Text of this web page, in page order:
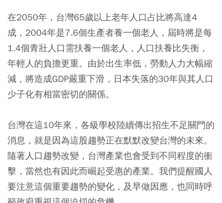
在2050年，台灣65歲以上老年人口占比將高達4
成，2004年是7.6個生產者養一個老人，屆時將是每
1.4個青壯人口需扶養一個老人，人口扶養比失衡，
年輕人的負擔更重。由於出生率低，勞動人力大幅縮
減，將造成GDP嚴重下滑，日本失落的30年與其人口
少子化有相當密切的關係。
台灣在這10年來，各級學校陸續傳出招生不足關門的
消息，就是因為這股趨勢正在默默改變台灣的未來。
隨著人口趨勢改變，台灣產業也會受到不同程度的衝
擊，當然也有因此而崛起受惠的產業。我們提醒國人
要注意這個重要趨勢的變化，及早做因應，也同時呼